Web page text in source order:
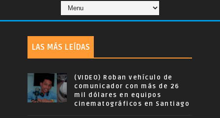
LAS MÁS LEÍDAS
(VIDEO) Roban vehículo de
comunicador con más de 26
mil dólares en equipos
cinematográficos en Santiago